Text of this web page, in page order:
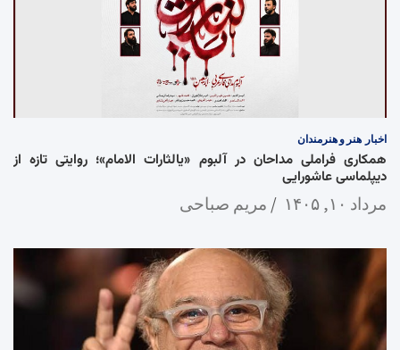
اخبار هنر و هنرمندان
همکاری فراملی مداحان در آلبوم «یالثارات الامام»؛ روایتی تازه از
دیپلماسی عاشورایی
مرداد ۱۰, ۱۴۰۵ مریم صباحی